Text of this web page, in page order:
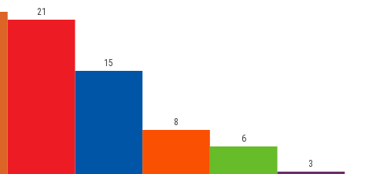
21
15
8
6
3